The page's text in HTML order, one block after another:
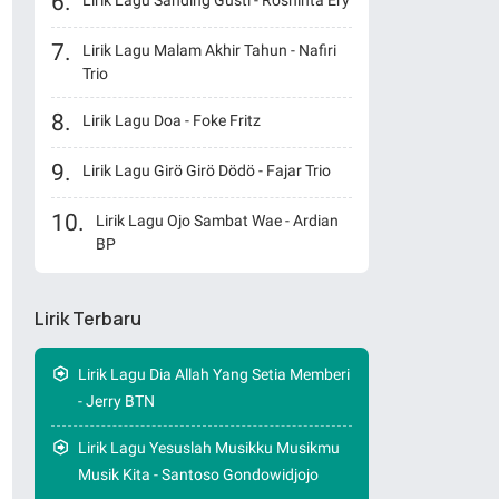
Lirik Lagu Malam Akhir Tahun - Nafiri
Trio
Lirik Lagu Doa - Foke Fritz
Lirik Lagu Girö Girö Dödö - Fajar Trio
Lirik Lagu Ojo Sambat Wae - Ardian
BP
Lirik Terbaru
Lirik Lagu Dia Allah Yang Setia Memberi
- Jerry BTN
Lirik Lagu Yesuslah Musikku Musikmu
Musik Kita - Santoso Gondowidjojo